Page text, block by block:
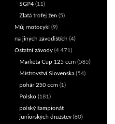
SGP4 (11)
Zlatá trofej žen (5)
Můj motocykl (9)
na jiných závodištích (4)
Ostatní závody (4 471)
Markéta Cup 125 ccm (585)
Mistrovství Slovenska (54)
pohár 250 ccm (1)
Polsko (181)
polský šampionát
juniorských družstev (80)